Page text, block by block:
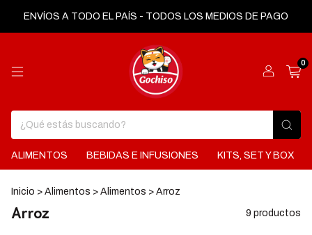
ENVÍOS A TODO EL PAÍS - TODOS LOS MEDIOS DE PAGO
0
ALIMENTOS BEBIDAS E INFUSIONES KITS, SET Y BOX
Inicio > Alimentos > Alimentos > Arroz
Arroz 9 productos